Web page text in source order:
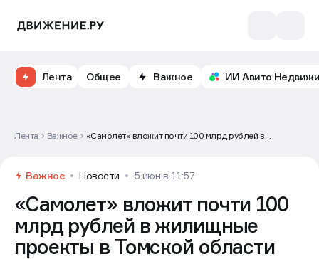
Лента Общее Важное ИИ Авито
Лента Важное
«Самолет» вложит почти 100 млрд рублей в
Важное Новости 5 июн в 11:57
«Самолет» вложит почти 100
млрд рублей в жилищные
проекты в Томской области